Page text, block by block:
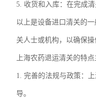
5. 收货和入库：在完成
以上是设备进口清关的
关人士或机构，以确保操
上海农药退运清关的特
1. 完善的法规与政策：
导。